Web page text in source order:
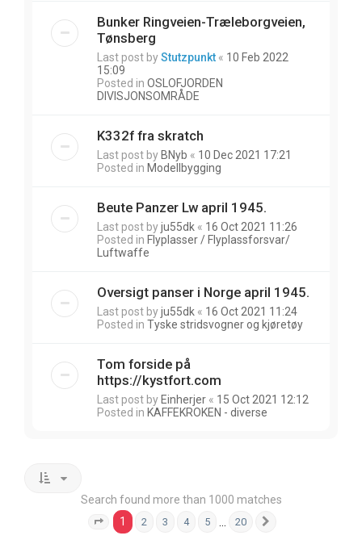
Bunker Ringveien-Træleborgveien,
Tønsberg
Last post byStutzpunkt « 10 Feb 2022
15:09
Posted in OSLOFJORDEN
DIVISJONSOMRÅDE
K332f fra skratch
Last post by BNyb « 10 Dec 2021 17:21
Posted in Modellbygging
Beute Panzer Lw april 1945.
Last post byju55dk « 16 Oct 2021 11:26
Posted in Flyplasser / Flyplassforsvar/
Luftwaffe
Oversigt panser i Norge april 1945.
Last post byju55dk « 16 Oct 2021 11:24
Posted in Tyske stridsvogner og kjøretøy
Tom forside på
https://kystfort.com
Last post by Einherjer « 15 Oct 2021 12:12
Posted in KAFFEKROKEN - diverse
Search found more than 1000 matches
Page 1 of 20
1 2 3 4 5 20